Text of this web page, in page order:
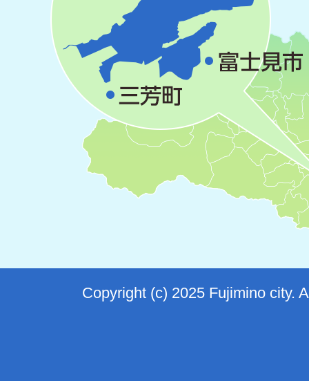
Copyright (c) 2025 Fujimino city.